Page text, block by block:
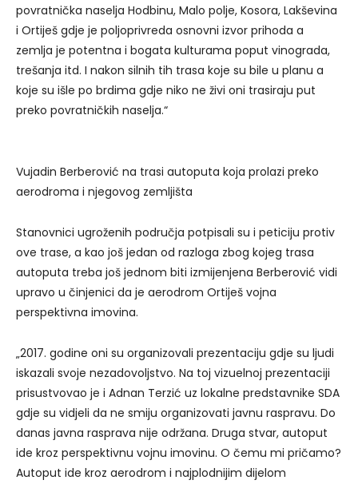
povratnička naselja Hodbinu, Malo polje, Kosora, Lakševina
i Ortiješ gdje je poljoprivreda osnovni izvor prihoda a
zemlja je potentna i bogata kulturama poput vinograda,
trešanja itd. I nakon silnih tih trasa koje su bile u planu a
koje su išle po brdima gdje niko ne živi oni trasiraju put
preko povratničkih naselja.“
Vujadin Berberović na trasi autoputa koja prolazi preko
aerodroma i njegovog zemljišta
Stanovnici ugroženih područja potpisali su i peticiju protiv
ove trase, a kao još jedan od razloga zbog kojeg trasa
autoputa treba još jednom biti izmijenjena Berberović vidi
upravo u činjenici da je aerodrom Ortiješ vojna
perspektivna imovina.
„2017. godine oni su organizovali prezentaciju gdje su ljudi
iskazali svoje nezadovoljstvo. Na toj vizuelnoj prezentaciji
prisustvovao je i Adnan Terzić uz lokalne predstavnike SDA
gdje su vidjeli da ne smiju organizovati javnu raspravu. Do
danas javna rasprava nije održana. Druga stvar, autoput
ide kroz perspektivnu vojnu imovinu. O čemu mi pričamo?
Autoput ide kroz aerodrom i najplodnijim dijelom